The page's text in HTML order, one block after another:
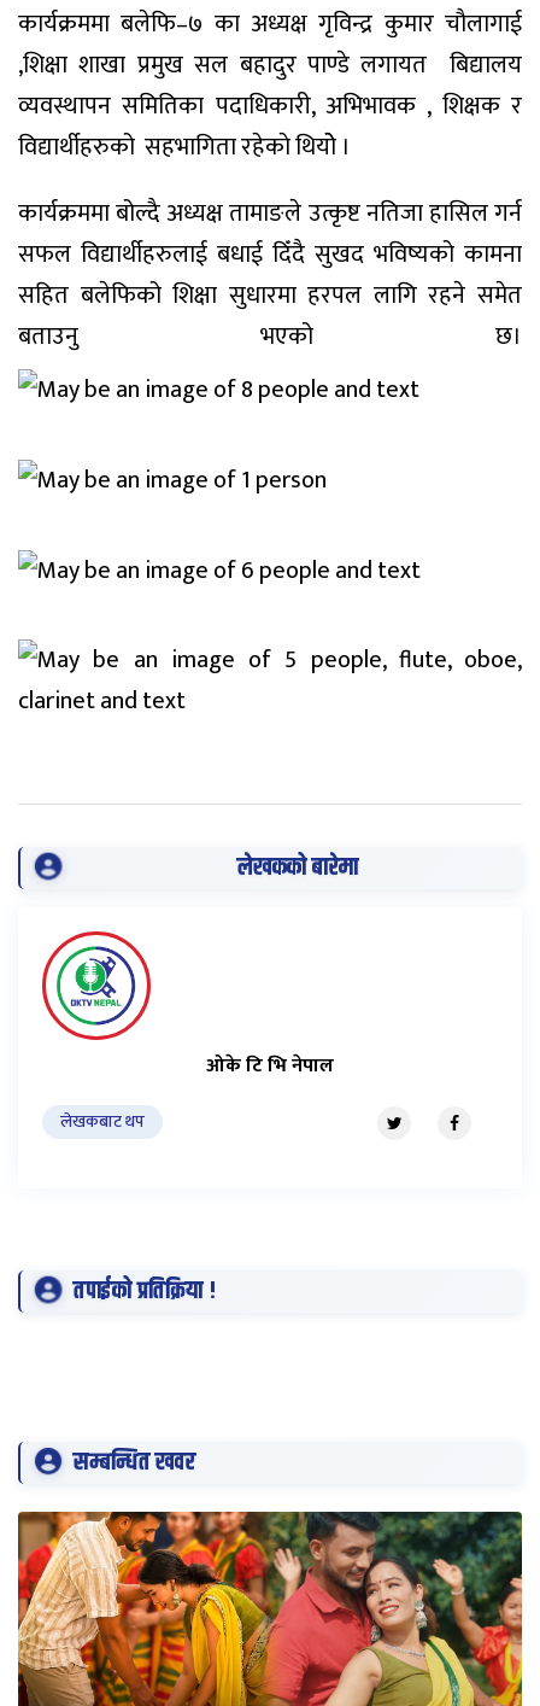
कार्यक्रममा बलेफि–७ का अध्यक्ष गृविन्द्र कुमार चाैलागाई
,शिक्षा शाखा प्रमुख सल बहादुर पाण्डे लगायत बिद्यालय
व्यवस्थापन समितिका पदाधिकारी, अभिभावक , शिक्षक र
विद्यार्थीहरुको सहभागिता रहेकाे थियोे ।
कार्यक्रममा बोल्दै अध्यक्ष तामाङले उत्कृष्ट नतिजा हासिल गर्न
सफल विद्यार्थीहरुलाई बधाई दिँदै सुखद भविष्यको कामना
सहित बलेफिको शिक्षा सुधारमा हरपल लागि रहने समेत
बताउनु भएको छ।
लेखकको बारेमा
ओके टि भि नेपाल
लेखकबाट थप
तपाईको प्रतिक्रिया !
सम्बन्धित खवर